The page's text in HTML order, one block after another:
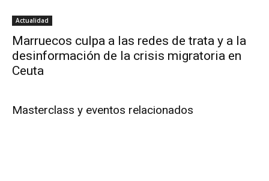
Actualidad
Marruecos culpa a las redes de trata y a la
desinformación de la crisis migratoria en
Ceuta
Masterclass y eventos relacionados